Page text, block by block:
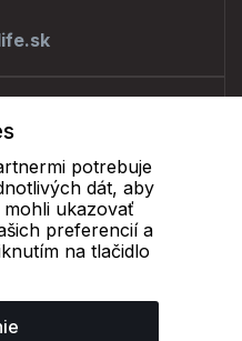
informácie|Spracovanie
potrebuje
dát, aby
ukazovať
preferencií a
na tlačidlo